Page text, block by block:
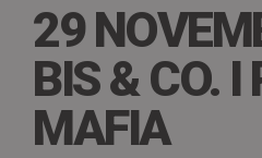
29
BIS & CO. I
MAFIA